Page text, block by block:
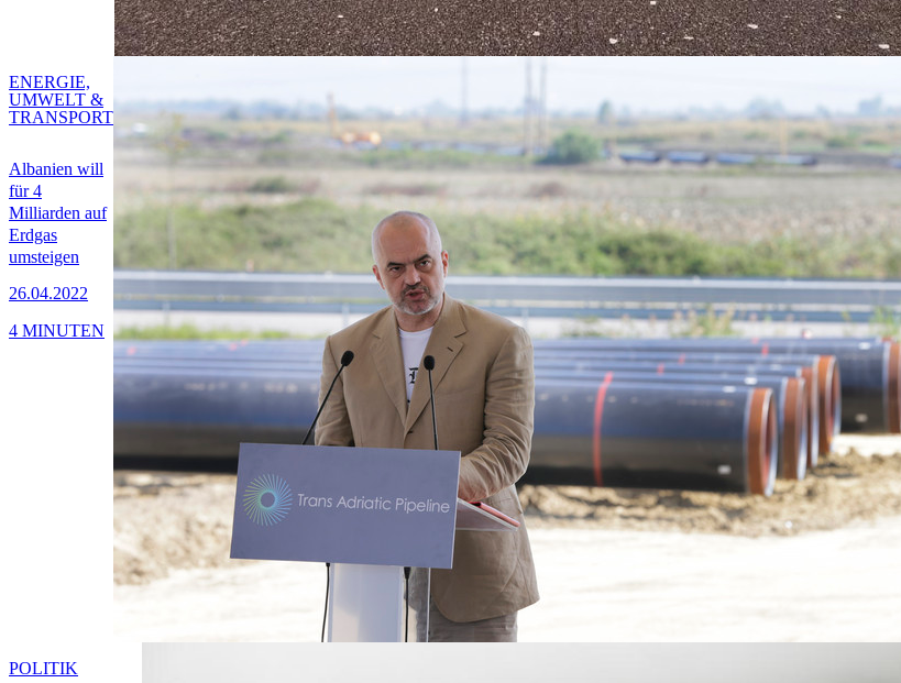
Albanien will
für 4
Milliarden auf
Erdgas
umsteigen
26.04.2022
ENERGIE,
UMWELT &
TRANSPORT
4 MINUTEN
POLITIK